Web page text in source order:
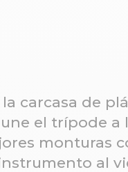
carcasa de
el trípode a
monturas
al